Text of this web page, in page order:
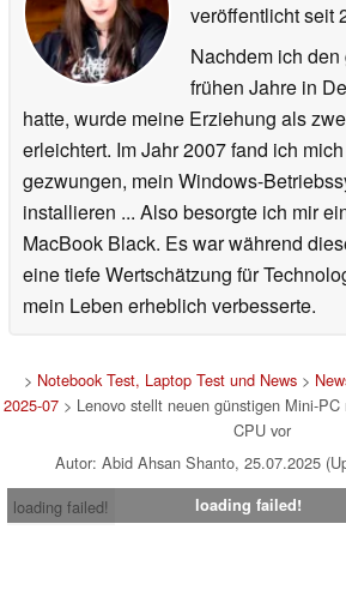
veröffentlichtseit
Nachdem ich
frühen Jahre in
hatte, wurde meine Erziehung als
erleichtert. Im Jahr 2007 fand ich
gezwungen, mein Windows-
installieren ... Also besorgte ich mir
MacBook Black. Es war während
eine tiefe Wertschätzung für
mein Leben erheblich verbesserte.
> Notebook Test, Laptop Test und News>
2025-07 > Lenovo stellt neuen günstigen Mini-
CPU vor
Autor: Abid Ahsan Shanto, 25.07.2025
loading failed!
loading failed!